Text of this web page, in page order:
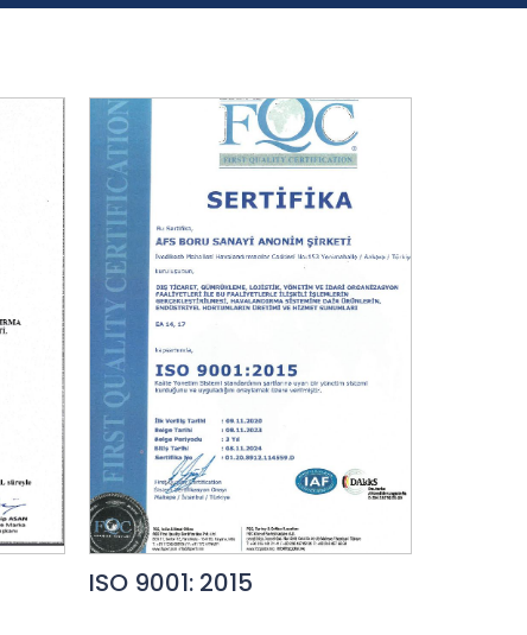
ISO 9001: 2015